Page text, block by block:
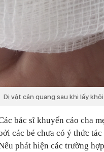
Dị vật cản quang sau khi lấy
bác sĩ khuyến cáo cha
các bé chưa có ý thức
phát hiện các trường